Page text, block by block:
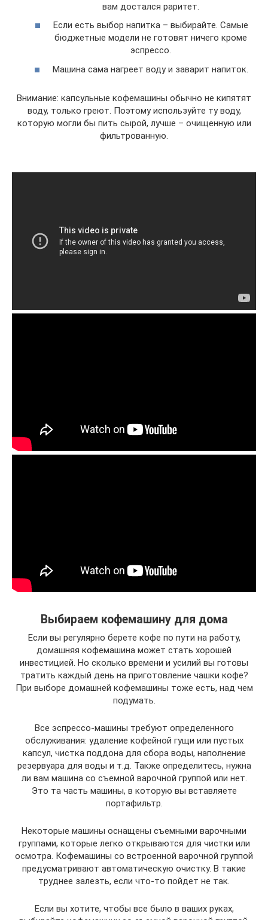
вам достался раритет.
Если есть выбор напитка – выбирайте. Самые
бюджетные модели не готовят ничего кроме
эспрессо.
Машина сама нагреет воду и заварит напиток.
Внимание: капсульные кофемашины обычно не кипятят
воду, только греют. Поэтому используйте ту воду,
которую могли бы пить сырой, лучше – очищенную или
фильтрованную.
Выбираем кофемашину для дома
Если вы регулярно берете кофе по пути на работу,
домашняя кофемашина может стать хорошей
инвестицией. Но сколько времени и усилий вы готовы
тратить каждый день на приготовление чашки кофе?
При выборе домашней кофемашины тоже есть, над чем
подумать.
Все эспрессо-машины требуют определенного
обслуживания: удаление кофейной гущи или пустых
капсул, чистка поддона для сбора воды, наполнение
резервуара для воды и т.д. Также определитесь, нужна
ли вам машина со съемной варочной группой или нет.
Это та часть машины, в которую вы вставляете
портафильтр.
Некоторые машины оснащены съемными варочными
группами, которые легко открываются для чистки или
осмотра. Кофемашины со встроенной варочной группой
предусматривают автоматическую очистку. В такие
труднее залезть, если что-то пойдет не так.
Если вы хотите, чтобы все было в ваших руках,